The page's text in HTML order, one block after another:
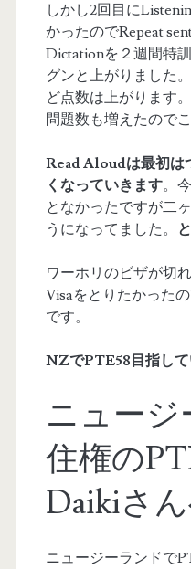
しかし2回目に
かったのでRepeat
Dictationを２週間特
グンと上がりました
ど点数は上がります
問題数も増えたので
Read Aloudは最初は
くなっていきます。
となかったですが二
うになってました。
ワーホリのビザが切
Visaをとりたかった
です。
NZでPTE58目指して
ニュー
住権の
Daikiさ
ニュージーランドで